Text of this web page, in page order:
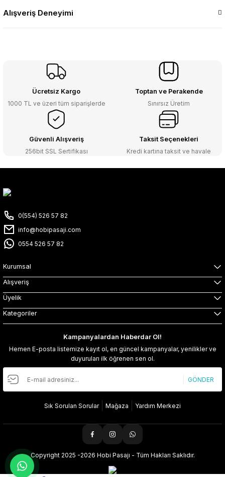
Alışveriş Deneyimi
Ücretsiz Kargo
1000 TL ve üzeri tüm siparişlerde
Toptan ve Perakende
Sınırsız Üretim
Güvenli Alışveriş
256bit SSL Sertifikası
Taksit Seçenekleri
Kredi kartına taksit ve havale
0(554) 526 57 82
info@hobipasaji.com
0554 526 57 82
Kurumsal
Alışveriş
Üyelik
Kategoriler
Kampanyalardan Haberdar Ol!
Hemen E-posta listemize kayıt ol, en güncel kampanyalar, yenilikler ve
duyuruları ilk öğrenen sen ol.
GÖNDER
Sık Sorulan Sorular Mağaza Yardım Merkezi
Copyright 2025 -2026 Hobi Pasajı - Tüm Hakları Saklıdır.